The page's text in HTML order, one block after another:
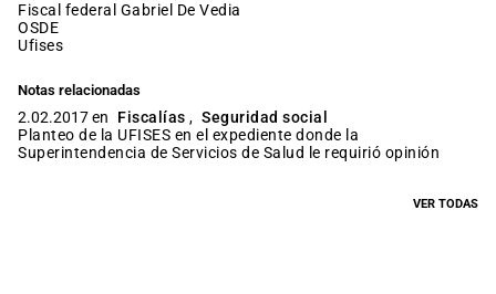
fiscal federal Gabriel De Vedia
OSDE
ufises
Notas relacionadas
2.02.2017 en Fiscalías , Seguridad social
Planteo de la UFISES en el expediente donde la
Superintendencia de Servicios de Salud le requirió opinión
VER TODAS